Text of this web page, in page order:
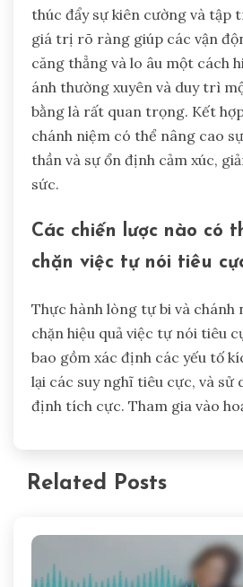
Các vận động viên có
sức trong khi theo đuổi
như thế nào?
Các vận động viên có thể
cách ưu tiên tính chính trực
thúc đẩy sự kiên cường và tập
căng thẳng và lo âu một cách
ánh thường xuyên và duy trì
bằng là rất quan trọng. Kết
thần và sự ổn định cảm xúc,
sức.
Các chiến lược nào có
Thực hành lòng tự bi và chánh
chặn hiệu quả việc tự nói tiêu
lại các suy nghĩ tiêu cực, và sử
định tích cực. Tham gia vào